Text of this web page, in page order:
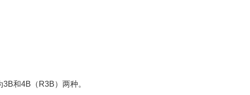
和4B（R3B）两种。